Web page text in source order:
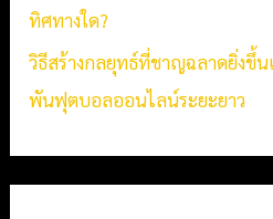
ทิศทางใด?
วิธีสร้างกลยุทธ์ที่ชาญฉลาดยิ่งขึ้น
พันฟุตบอลออนไลน์ระยะยาว